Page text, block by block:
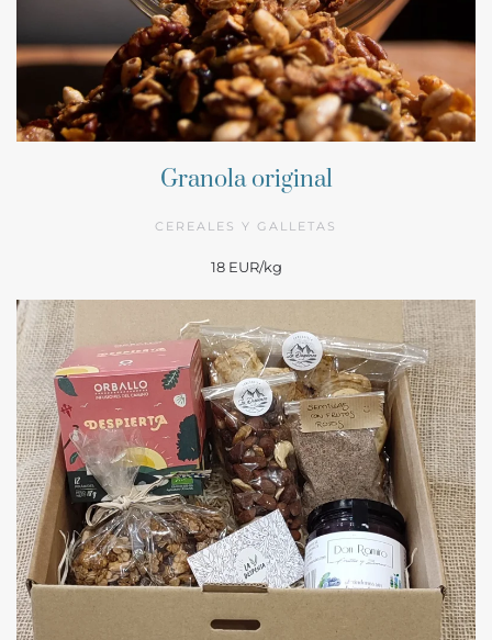
Granola original
CEREALES Y GALLETAS
18 EUR/kg